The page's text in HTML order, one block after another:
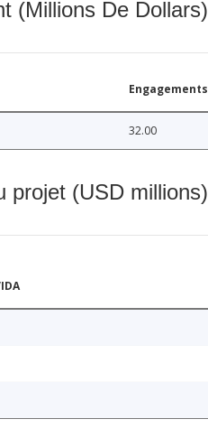
(Millions De Dollars)
Engagements
32.00
projet (USD millions)